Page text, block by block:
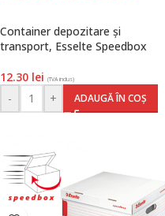
Container depozitare și
transport, Esselte Speedbox
12.30 lei (TVA inclus)
- + ADAUGĂ ÎN COȘ